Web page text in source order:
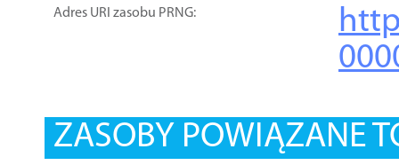
Adres URI zasobu PRNG:
ZASOBY POWIĄZANE